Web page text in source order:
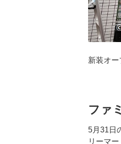
新装オー
ファ
5月31日
リーマー